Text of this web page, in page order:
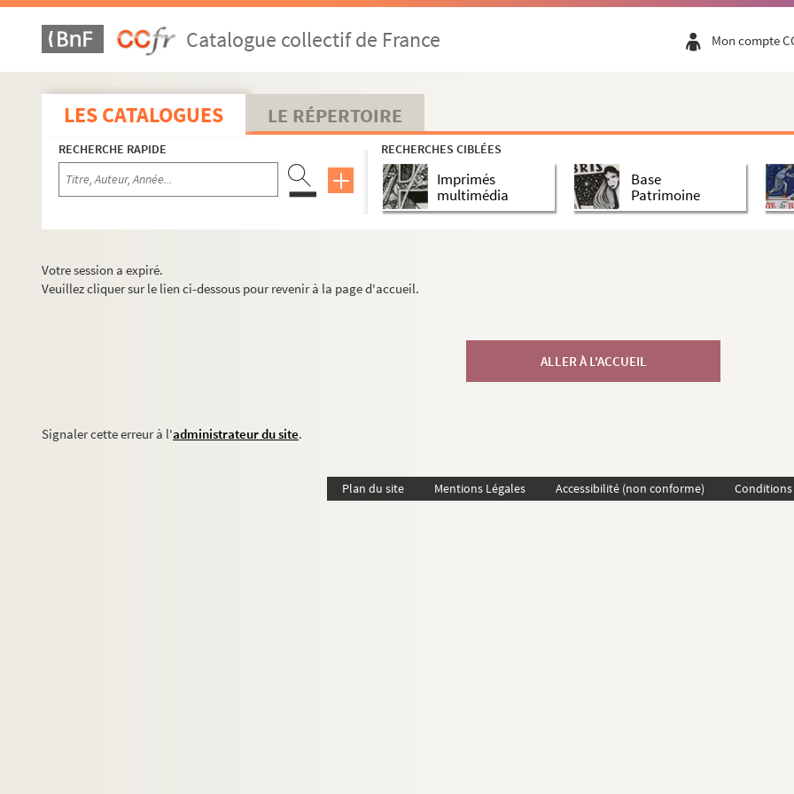
Catalogue collectif de France Mon compte
LES CATALOGUES LE RÉPERTOIRE
RECHERCHE RAPIDE RECHERCHES CIBLÉES
Imprimés
multimédia
Base
Patrimoine
Votre session a expiré.
Veuillez cliquer sur le lien ci-dessous pour revenir à la page d'accueil.
ALLER À L'ACCUEIL
Signaler cette erreur à l'administrateur du site.
Plan du site Mentions Légales Accessibilité (non conforme)